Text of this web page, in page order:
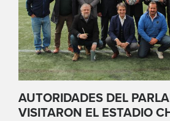
AUTORIDADES DEL
VISITARON EL ESTADIO